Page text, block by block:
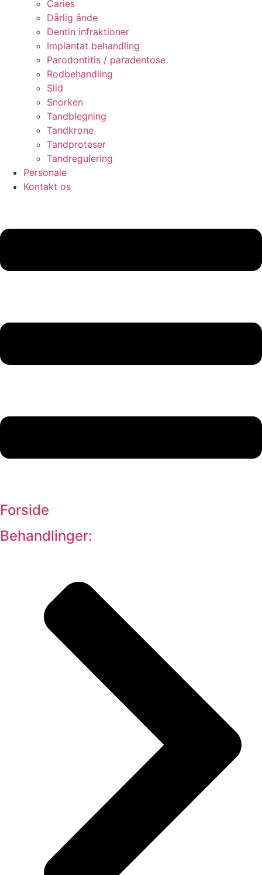
Caries
Dårlig ånde
Dentin infraktioner
Implantat behandling
Parodontitis / paradentose
Rodbehandling
Slid
Snorken
Tandblegning
Tandkrone
Tandproteser
Tandregulering
Personale
Kontakt os
Forside
Behandlinger: